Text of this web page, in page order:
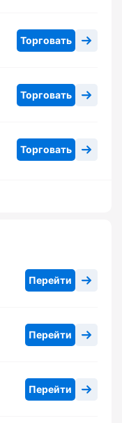
Торговать
Торговать
Торговать
Перейти
Перейти
Перейти